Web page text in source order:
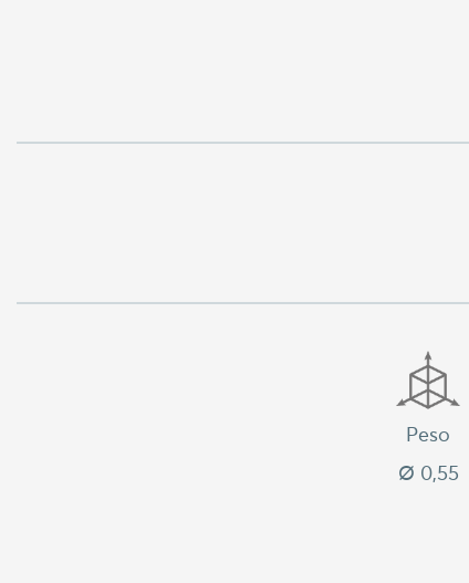
Peso
Ø 0,55